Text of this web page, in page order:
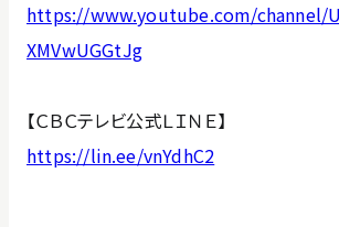
https://www.youtube.com/channel/
XMVwUGGtJg
【ＣＢＣテレビ公式ＬＩＮＥ】
https://lin.ee/vnYdhC2